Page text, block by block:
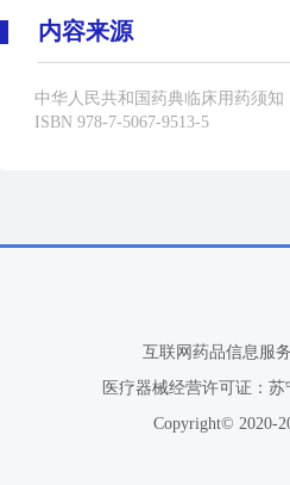
内容来源
中华人民共和国药典临床用药须
ISBN 978-7-5067-9513-5
互联网药品信息服
医疗器械经营许可证：
Copyright© 2020-